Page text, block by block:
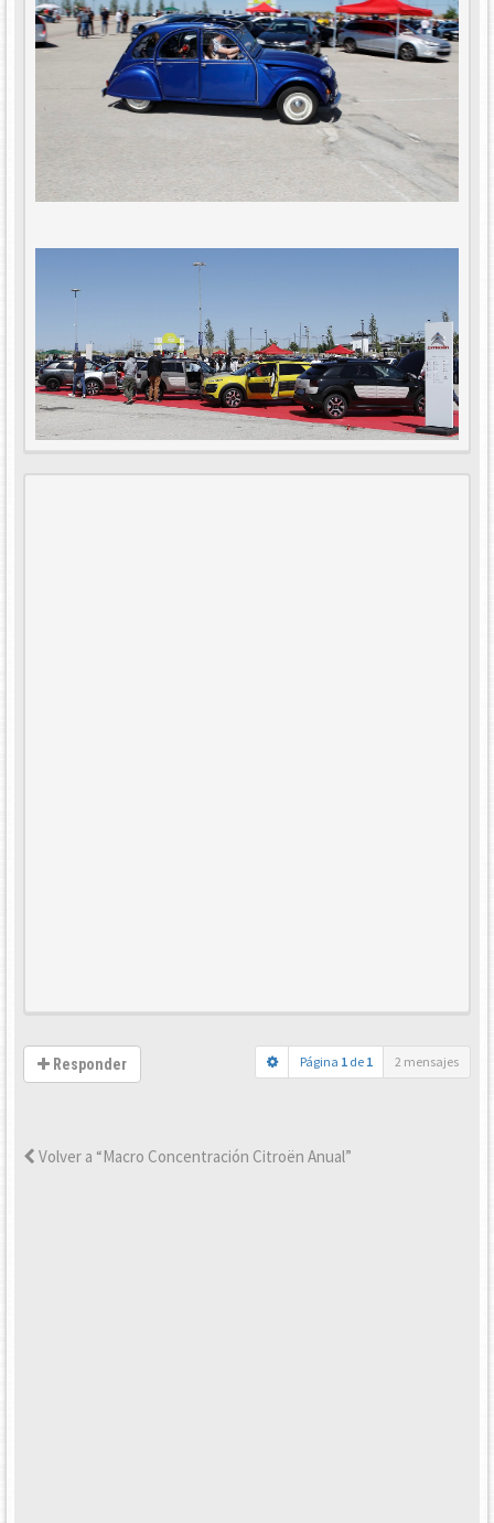
Responder Página 1 de 1 2 mensajes
Volver a “Macro Concentración Citroën Anual”